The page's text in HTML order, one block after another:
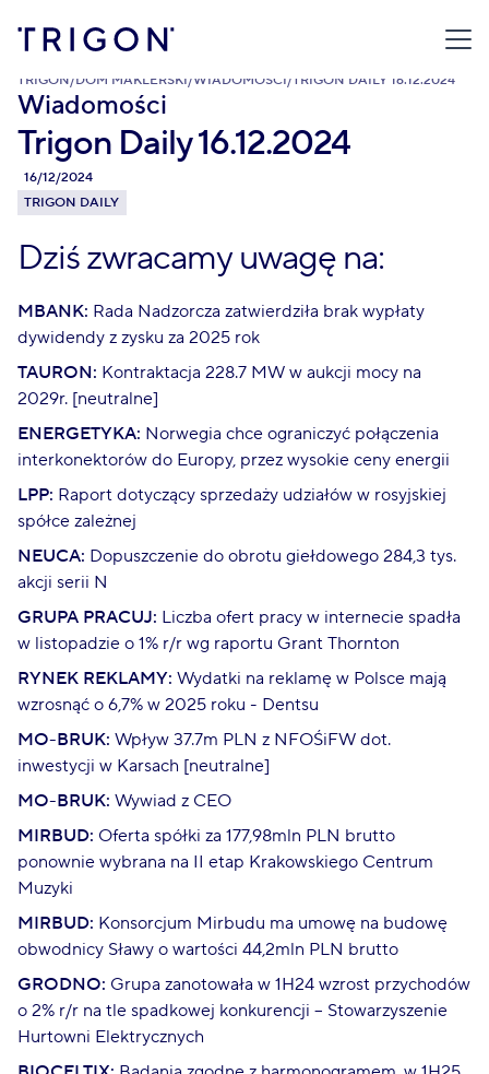
TRIGON/DOM MAKLERSKI/WIADOMOŚCI/ TRIGON DAILY 16.12.2024
Wiadomości
Trigon Daily 16.12.2024
16/12/2024
TRIGON DAILY
Dziś zwracamy uwagę na:
MBANK: Rada Nadzorcza zatwierdziła brak wypłaty
dywidendy z zysku za 2025 rok
TAURON: Kontraktacja 228.7 MW w aukcji mocy na
2029r. [neutralne]
ENERGETYKA: Norwegia chce ograniczyć połączenia
interkonektorów do Europy, przez wysokie ceny energii
LPP: Raport dotyczący sprzedaży udziałów w rosyjskiej
spółce zależnej
NEUCA: Dopuszczenie do obrotu giełdowego 284,3 tys.
akcji serii N
GRUPA PRACUJ: Liczba ofert pracy w internecie spadła
w listopadzie o 1% r/r wg raportu Grant Thornton
RYNEK REKLAMY: Wydatki na reklamę w Polsce mają
wzrosnąć o 6,7% w 2025 roku - Dentsu
MO-BRUK: Wpływ 37.7m PLN z NFOŚiFW dot.
inwestycji w Karsach [neutralne]
MO-BRUK: Wywiad z CEO
MIRBUD: Oferta spółki za 177,98mln PLN brutto
ponownie wybrana na II etap Krakowskiego Centrum
Muzyki
MIRBUD: Konsorcjum Mirbudu ma umowę na budowę
obwodnicy Sławy o wartości 44,2mln PLN brutto
GRODNO: Grupa zanotowała w 1H24 wzrost przychodów
o 2% r/r na tle spadkowej konkurencji – Stowarzyszenie
Hurtowni Elektrycznych